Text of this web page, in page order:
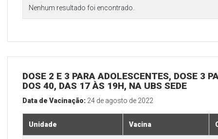
Nenhum resultado foi encontrado.
DOSE 2 E 3 PARA ADOLESCENTES, DOSE 3
DOS 40, DAS 17 ÀS 19H, NA UBS SEDE
Data de Vacinação: 24 de agosto de 2022
Unidade Vacina